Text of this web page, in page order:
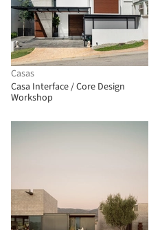
Casas
Casa Interface / Core Design
Workshop